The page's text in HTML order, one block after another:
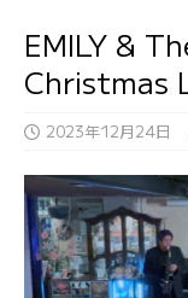
EMILY &
Christmas
2023年12月24日